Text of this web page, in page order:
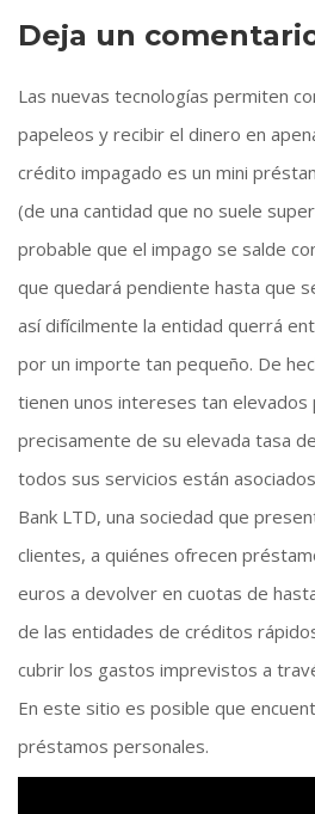
Deja un
Las nuevas tecnologías permiten
papeleos y recibir el dinero en
crédito impagado es un mini
(de una cantidad que no suele
probable que el impago se salde
que quedará pendiente hasta que
así difícilmente la entidad querrá
por un importe tan pequeño. De
tienen unos intereses tan
precisamente de su elevada tasa
todos sus servicios están
Bank LTD, una sociedad que
clientes, a quiénes ofrecen
euros a devolver en cuotas de
de las entidades de créditos
cubrir los gastos imprevistos a
En este sitio es posible que
préstamos personales.